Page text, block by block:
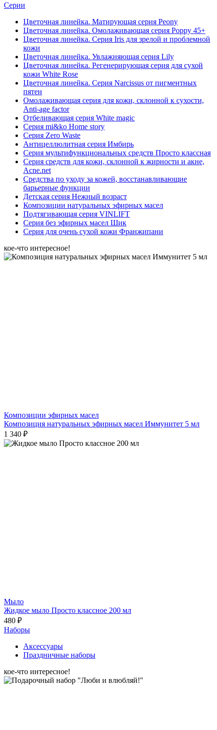
Серии
Цветочная линейка. Матирующая серия Peony
Цветочная линейка. Омолаживающая серия Poppy 45+
Цветочная линейка. Серия Iris для зрелой и проблемной
кожи
Цветочная линейка. Увлажняющая серия Lily
Цветочная линейка. Регенерирующая серия для сухой
кожи White Rose
Цветочная линейка. Серия Narcissus от пигментных
пятен
Омолаживающая серия для кожи, склонной к сухости,
Anti-age factor
Отбеливающая серия White magic
Серия mi&ko Home story
Серия Zero Waste
Антицеллюлитная серия Имбирь
Серия мультифункциональных средств Просто классная
Серия средств для кожи, склонной к жирности и акне,
Acne.net
Средства по уходу за кожей, восстанавливающие
барьерные функции
Детская серия Нежный возраст
Композиции натуральных эфирных масел
Подтягивающая серия VINLIFT
Серия без эфирных масел Шик
Серия для очень сухой кожи Франжипани
кое-что интересное!
Композиции эфирных масел
Композиция натуральных эфирных масел Иммунитет 5 мл
1 340 ₽
Мыло
Жидкое мыло Просто классное 200 мл
480 ₽
Наборы
Аксессуары
Праздничные наборы
кое-что интересное!